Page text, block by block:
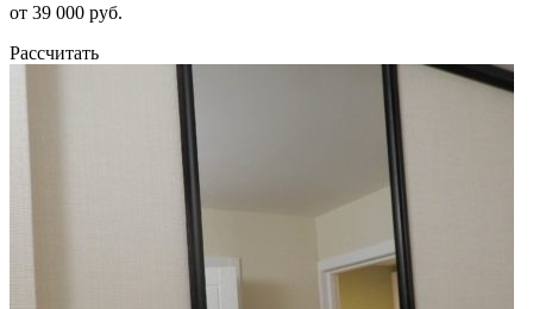
от 39 000 руб.
Рассчитать